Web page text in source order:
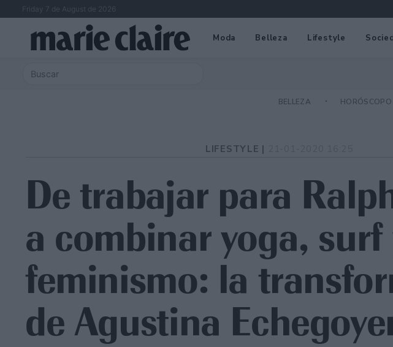
Friday 7 de August de 2026
Moda Belleza Lifestyle
BELLEZA HORÓSCOPO
LIFESTYLE |
De trabajar para
a combinar yoga, surf
feminismo: la
de Agustina